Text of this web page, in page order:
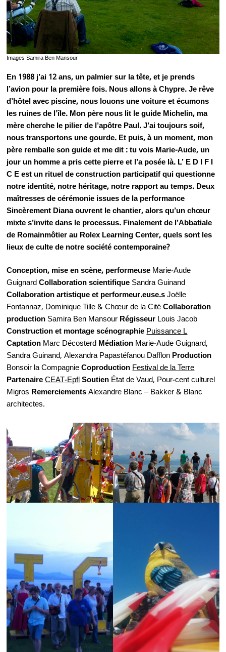
Images Samira Ben Mansour
En 1988 j’ai 12 ans, un palmier sur la tête, et je prends
l’avion pour la première fois. Nous allons à Chypre. Je rêve
d’hôtel avec piscine, nous louons une voiture et écumons
les ruines de l’île. Mon père nous lit le guide Michelin, ma
mère cherche le pilier de l’apôtre Paul. J’ai toujours soif,
nous transportons une gourde. Et puis, à un moment, mon
père remballe son guide et me dit : tu vois Marie-Aude, un
jour un homme a pris cette pierre et l’a posée là. L’ E D I F I
C E est un rituel de construction participatif qui questionne
notre identité, notre héritage, notre rapport au temps. Deux
maîtresses de cérémonie issues de la performance
Sincèrement Diana ouvrent le chantier, alors qu’un chœur
mixte s’invite dans le processus. Finalement de l’Abbatiale
de Romainmôtier au Rolex Learning Center, quels sont les
lieux de culte de notre société contemporaine?
Conception, mise en scène, performeuseMarie-Aude
GuignardCollaboration scientifiqueSandra Guinand
Collaboration artistique et performeur.euse.sJoëlle
Fontannaz, Dominique Tille & Chœur de la CitéCollaboration
productionSamira Ben MansourRégisseurLouis Jacob
Construction et montage scénographiePuissance L
CaptationMarc DécosterdMédiationMarie-Aude Guignard,
Sandra Guinand, Alexandra Papastéfanou DafflonProduction
Bonsoir la CompagnieCoproductionFestival de la Terre
PartenaireCEAT-EpflSoutienÉtat de Vaud, Pour-cent culturel
Migros RemerciementsAlexandre Blanc – Bakker & Blanc
architectes.